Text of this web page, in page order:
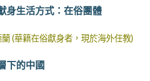
身生活方式：在俗團體
(華籍在俗獻身者，現於海外任教)
下的中國